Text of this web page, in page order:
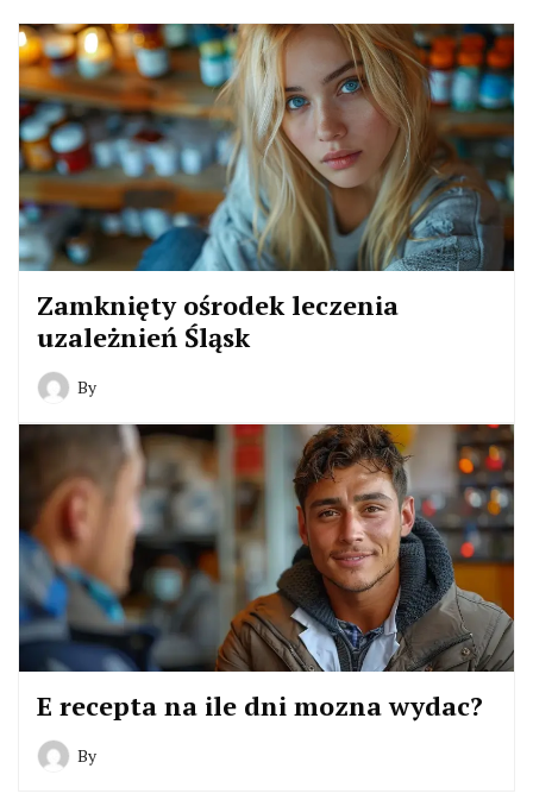
Zamknięty ośrodek leczenia
uzależnień Śląsk
By
E recepta na ile dni mozna wydac?
By